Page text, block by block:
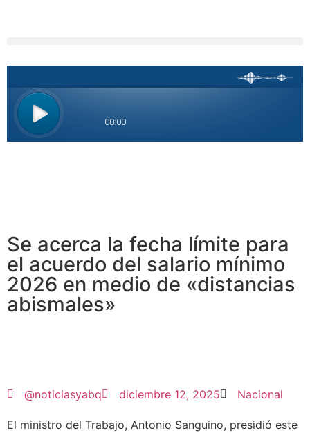
Se acerca la fecha límite para
el acuerdo del salario mínimo
2026 en medio de «distancias
abismales»
@noticiasyabq diciembre 12, 2025 Nacional
El ministro del Trabajo, Antonio Sanguino, presidió este